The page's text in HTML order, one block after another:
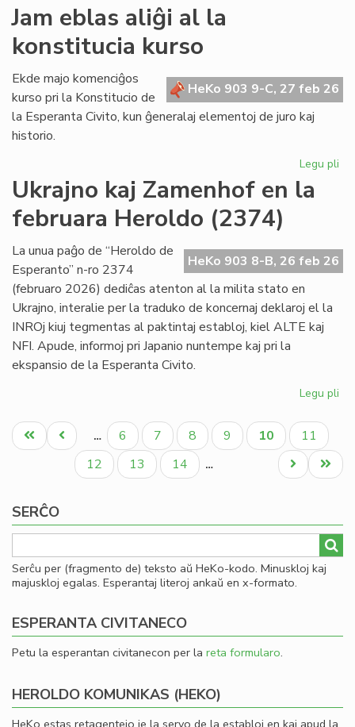
Jam eblas aliĝi al la
konstitucia kurso
HeKo 903 9-C, 27 feb 26
Ekde majo komenciĝos
kurso pri la Konstitucio de
la Esperanta Civito, kun ĝeneralaj elementoj de juro kaj
historio.
Legu pli
la
Ukrajno kaj Zamenhof en la
februara Heroldo (2374)
HeKo 903 8-B, 26 feb 26
La unua paĝo de “Heroldo de
Esperanto” n-ro 2374
(februaro 2026) dediĉas atenton al la milita stato en
Ukrajno, interalie per la traduko de koncernaj deklaroj el la
INROj kiuj tegmentas al paktintaj establoj, kiel ALTE kaj
NFI. Apude, informoj pri Japanio nuntempe kaj pri la
ekspansio de la Esperanta Civito.
Legu pli
en
la
Pagination
Unua
paĝo
Antaŭa
paĝo
… Paĝo
6 Paĝo
7 Paĝo
8 Paĝo
9
Aktuala
paĝo
10 Paĝo
11
Paĝo
12 Paĝo
13 Paĝo
14 …
Last
page
Next
page
SERĈO
Serĉu per (fragmento de) teksto aŭ HeKo-kodo. Minuskloj kaj
majuskloj egalas. Esperantaj literoj ankaŭ en x-formato.
ESPERANTA CIVITANECO
Petu la esperantan civitanecon per la reta formularo.
HEROLDO KOMUNIKAS (HEKO)
HeKo estas retagentejo je la servo de la establoj en kaj apud la